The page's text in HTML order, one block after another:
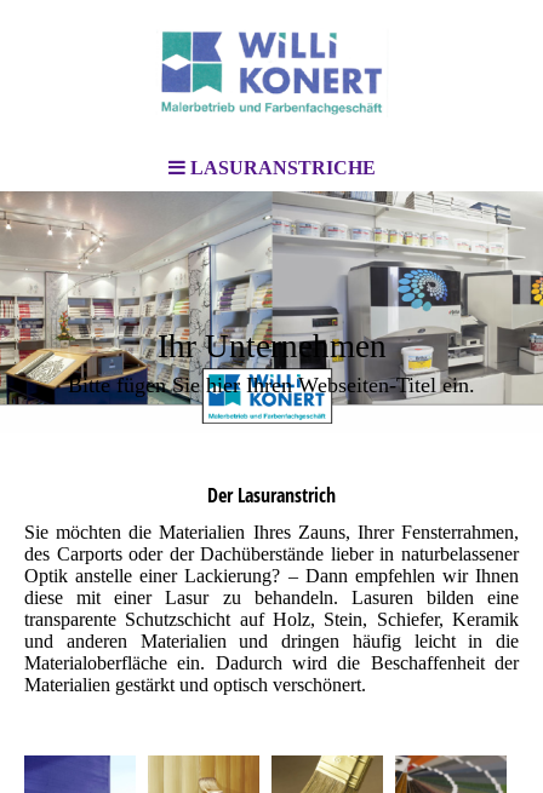
LASURANSTRICHE
Ihr Unternehmen
Bitte fügen Sie hier Ihren Webseiten-Titel ein.
Der Lasuranstrich
Sie möchten die Materialien Ihres Zauns, Ihrer Fensterrahmen,
des Carports oder der Dachüberstände lieber in naturbelassener
Optik anstelle einer Lackierung? – Dann empfehlen wir Ihnen
diese mit einer Lasur zu behandeln. Lasuren bilden eine
transparente Schutzschicht auf Holz, Stein, Schiefer, Keramik
und anderen Materialien und dringen häufig leicht in die
Materialoberfläche ein. Dadurch wird die Beschaffenheit der
Materialien gestärkt und optisch verschönert.